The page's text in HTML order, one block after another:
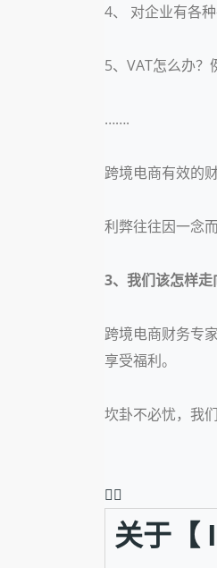
4、 对企业有各
5、VAT怎么办？
…….
跨境电商有效的
利弊往往因一念
3、我们该怎样
跨境电商财务专
享受福利。
坎卦不必忧，我
❤️‍🔥
关于【